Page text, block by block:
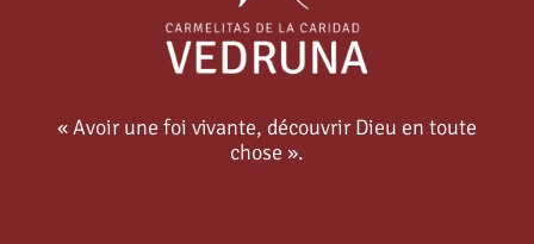
« Avoir une foi vivante, découvrir Dieu en toute
chose ».